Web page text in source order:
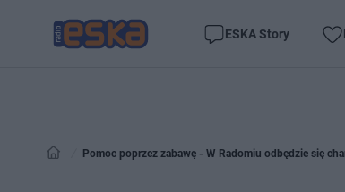
ESKA Story
Pomoc poprzez zabawę - W Radomiu odbędzie się